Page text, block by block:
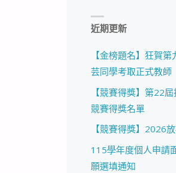
近期更新
【金榜題名】狂賀
芸同學考取正式教師
【競賽得獎】第22
競賽得獎名單
【競賽得獎】2026
115學年度個人申請
願選填通知